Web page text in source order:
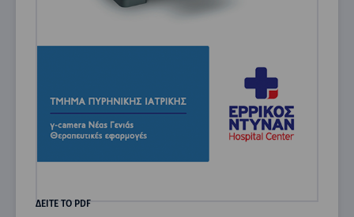
ΔΕΙΤΕ ΤΟ PDF